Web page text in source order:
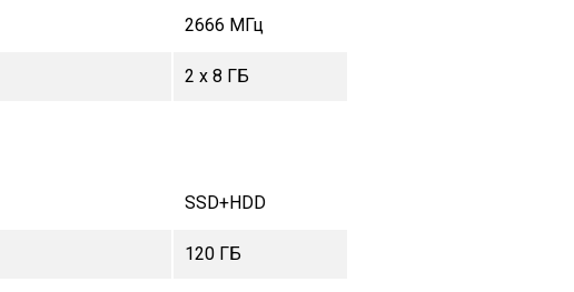
2666 МГц
2 x 8 ГБ
SSD+HDD
120 ГБ